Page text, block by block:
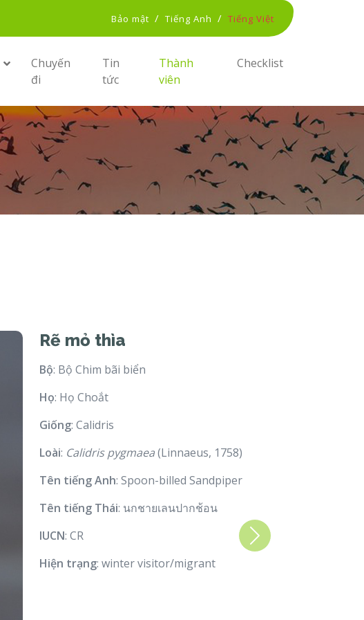
Bảo mật / Tiếng Anh / Tiếng Việt
Chuyến
đi
Tin
tức
Thành
viên
Checklist
Rẽ mỏ thìa
Bộ: Bộ Chim bãi biển
Họ: Họ Choắt
Giống: Calidris
Loài: Calidris pygmaea(Linnaeus, 1758)
Tên tiếng Anh: Spoon-billed Sandpiper
Tên tiếng Thái: นกชายเลนปากช้อน
IUCN: CR
Hiện trạng: winter visitor/migrant
Next